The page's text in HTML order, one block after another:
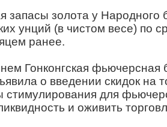
запасы золота у Народного
унций (в чистом весе) по
ранее.
Гонконгская фьючерсная
о введении скидок на
стимулирования для
и оживить